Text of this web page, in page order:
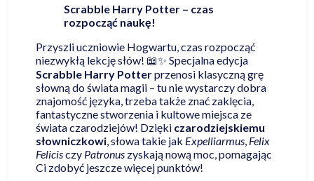
Scrabble Harry Potter – czas
rozpocząć naukę!
Przyszli uczniowie Hogwartu, czas rozpocząć
niezwykłą lekcję słów! 📖✨ Specjalna edycja
Scrabble Harry Potterprzenosi klasyczną grę
słowną do świata magii – tu nie wystarczy dobra
znajomość języka, trzeba także znać zaklęcia,
fantastyczne stworzenia i kultowe miejsca ze
świata czarodziejów! Dzięki czarodziejskiemu
słowniczkowi, słowa takie jak Expelliarmus, Felix
Felicisczy Patronus zyskają nową moc, pomagając
Ci zdobyć jeszcze więcej punktów!